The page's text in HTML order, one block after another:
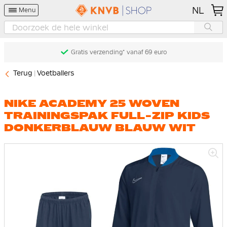
Menu NL
Gratis verzending* vanaf 69 euro
Terug Voetballers
NIKE ACADEMY 25 WOVEN
TRAININGSPAK FULL-ZIP KIDS
DONKERBLAUW BLAUW WIT